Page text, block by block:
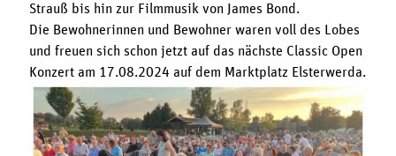
Strauß bis hin zur Filmmusik von James Bond.
Die Bewohnerinnen und Bewohner waren voll des Lobes
und freuen sich schon jetzt auf das nächste Classic Open
Konzert am 17.08.2024 auf dem Marktplatz Elsterwerda.